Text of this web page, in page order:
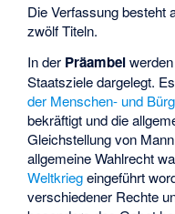
Die Verfassung besteht
zwölf Titeln.
In der Präambel
Staatsziele dargelegt.
der Menschen- und
bekräftigt und die
Gleichstellung von
allgemeine Wahlrecht
Weltkriegeingeführt
verschiedener Rechte